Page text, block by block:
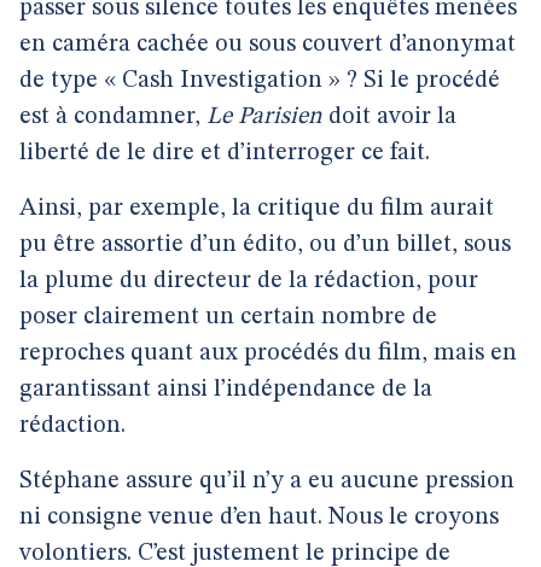
passer sous silence toutes les enquêtes menées
en caméra cachée ou sous couvert d’anonymat
de type « Cash Investigation » ? Si le procédé
est à condamner, Le Parisien doit avoir la
liberté de le dire et d’interroger ce fait.
Ainsi, par exemple, la critique du film aurait
pu être assortie d’un édito, ou d’un billet, sous
la plume du directeur de la rédaction, pour
poser clairement un certain nombre de
reproches quant aux procédés du film, mais en
garantissant ainsi l’indépendance de la
rédaction.
Stéphane assure qu’il n’y a eu aucune pression
ni consigne venue d’en haut. Nous le croyons
volontiers. C’est justement le principe de